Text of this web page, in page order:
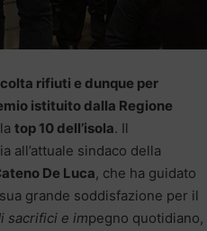
rifiuti e dunque per
istituito dalla Regione
top 10 dell’isola. Il
all’attuale sindaco della
De Luca, che ha guidato
grande soddisfazione per il
sacrifici e impegno quotidiano,